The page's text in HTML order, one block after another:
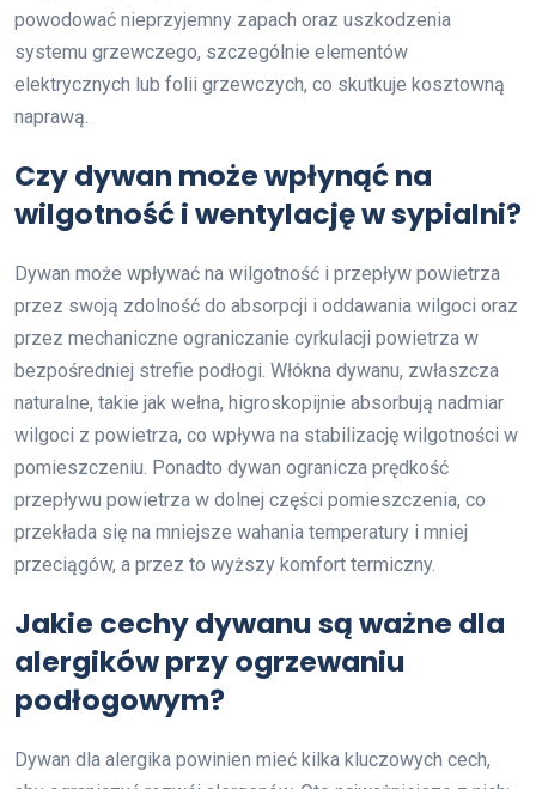
powodować nieprzyjemny zapach oraz uszkodzenia
systemu grzewczego, szczególnie elementów
elektrycznych lub folii grzewczych, co skutkuje kosztowną
naprawą.
Czy dywan może wpłynąć na
wilgotność i wentylację w sypialni?
Dywan może wpływać na wilgotność i przepływ powietrza
przez swoją zdolność do absorpcji i oddawania wilgoci oraz
przez mechaniczne ograniczanie cyrkulacji powietrza w
bezpośredniej strefie podłogi. Włókna dywanu, zwłaszcza
naturalne, takie jak wełna, higroskopijnie absorbują nadmiar
wilgoci z powietrza, co wpływa na stabilizację wilgotności w
pomieszczeniu. Ponadto dywan ogranicza prędkość
przepływu powietrza w dolnej części pomieszczenia, co
przekłada się na mniejsze wahania temperatury i mniej
przeciągów, a przez to wyższy komfort termiczny.
Jakie cechy dywanu są ważne dla
alergików przy ogrzewaniu
podłogowym?
Dywan dla alergika powinien mieć kilka kluczowych cech,